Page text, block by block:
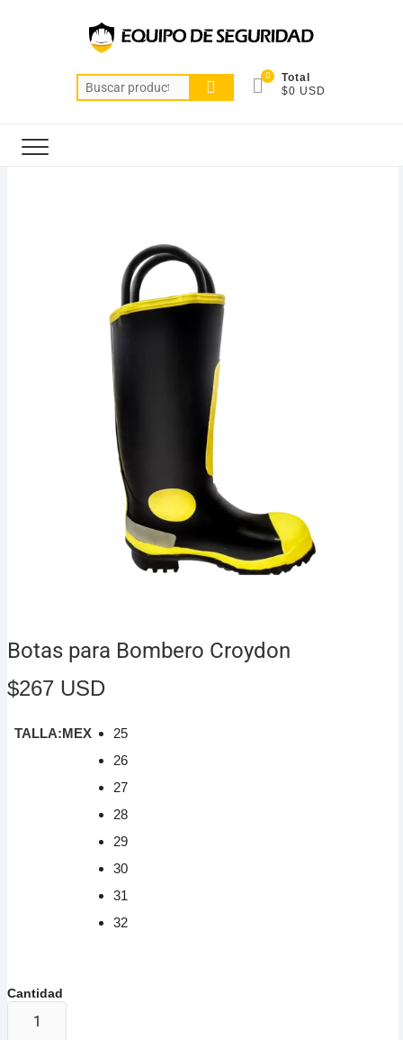
0
Total
$0 USD
Botas para Bombero Croydon
$267 USD
TALLA:MEX
25
26
27
28
29
30
31
32